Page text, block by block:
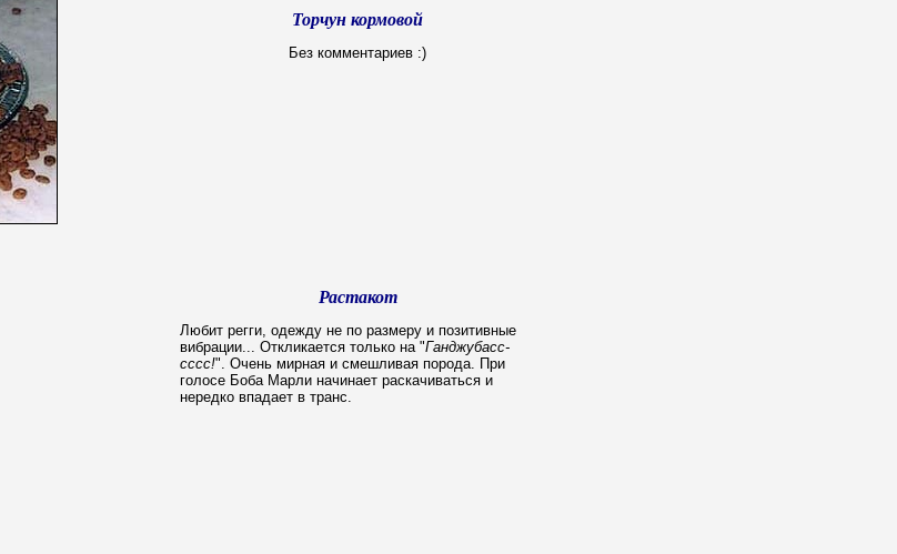
Торчун кормовой
Без комментариев :)
Растакот
Любит регги, одежду не по размеру и позитивные
вибрации... Откликается только на "Ганджубасс-
сссс!". Очень мирная и смешливая порода. При
голосе Боба Марли начинает раскачиваться и
нередко впадает в транс.